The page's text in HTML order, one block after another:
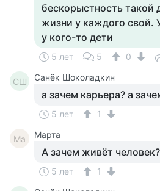
бескорыстность
жизни у каждого свой.
у кого-то дети
5 лет 5 0
СШ Санёк Шоколадкин
а зачем карьера? а
5 лет 1
Ма Марта
А зачем живёт
5 лет 1